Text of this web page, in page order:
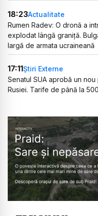
18:23Actualitate
Rumen Radev: O dronă a
explodat lângă graniță.
largă de armata ucraineană
17:11Știri Externe
Senatul SUA aprobă un
Rusiei. Tarife de până la